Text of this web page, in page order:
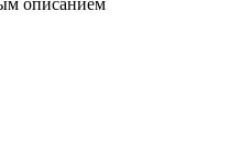
описанием